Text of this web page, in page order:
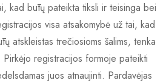
kad būtų pateikta tiksli ir teisinga bei
visa atsakomybė už tai, kad
atskleistas trečiosioms šalims, tenka
Pirkėjo registracijos formoje pateikti
juos atnaujinti. Pardavėjas